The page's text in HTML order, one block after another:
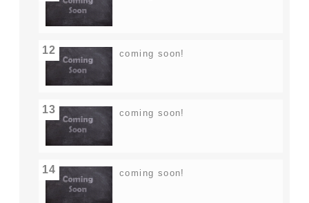
12 coming soon!
13 coming soon!
14 coming soon!